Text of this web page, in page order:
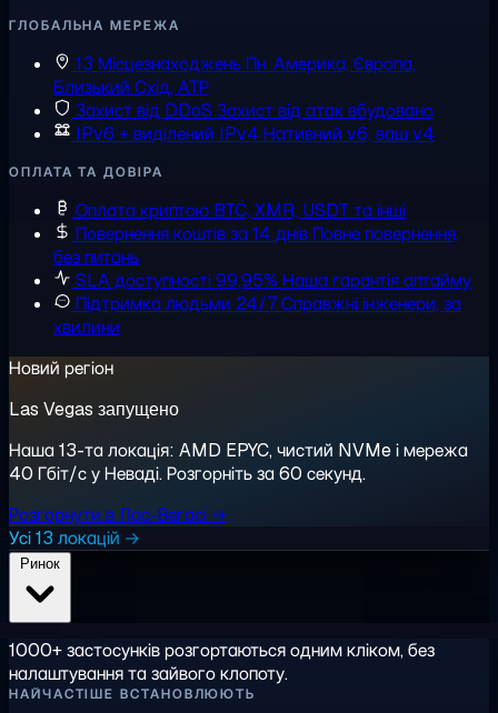
ГЛОБАЛЬНА МЕРЕЖА
13 Місцезнаходжень Пн. Америка, Європа,
Близький Схід, АТР
Захист від DDoS Захист від атак вбудовано
IPv6 + виділений IPv4 Нативний v6, ваш v4
ОПЛАТА ТА ДОВІРА
Оплата криптою BTC, XMR, USDT та інші
Повернення коштів за 14 днів Повне повернення,
без питань
SLA доступності 99,95% Наша гарантія аптайму
Підтримка людьми 24/7Справжні інженери, за
хвилини
Новий регіон
Las Vegas запущено
Наша 13-та локація: AMD EPYC, чистий NVMe і мережа
40 Гбіт/с у Неваді. Розгорніть за 60 секунд.
Розгорнути в Лас-Вегасі →
Усі 13 локацій →
1000+ застосунків розгортаються одним кліком, без
налаштування та зайвого клопоту.
НАЙЧАСТІШЕ ВСТАНОВЛЮЮТЬ